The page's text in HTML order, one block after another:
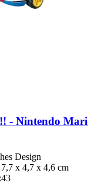
-​ Nintendo
Design
x 4,7 x 4,6 cm